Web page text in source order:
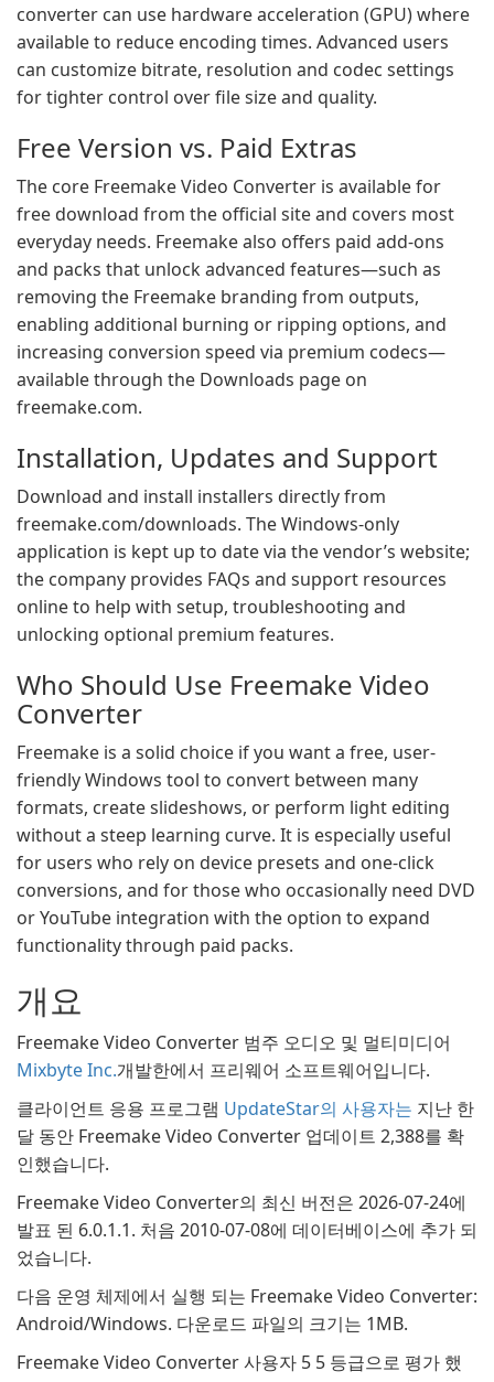
converter can use hardware acceleration (GPU) where
available to reduce encoding times. Advanced users
can customize bitrate, resolution and codec settings
for tighter control over file size and quality.
Free Version vs. Paid Extras
The core Freemake Video Converter is available for
free download from the official site and covers most
everyday needs. Freemake also offers paid add-ons
and packs that unlock advanced features—such as
removing the Freemake branding from outputs,
enabling additional burning or ripping options, and
increasing conversion speed via premium codecs—
available through the Downloads page on
freemake.com.
Installation, Updates and Support
Download and install installers directly from
freemake.com/downloads. The Windows-only
application is kept up to date via the vendor’s website;
the company provides FAQs and support resources
online to help with setup, troubleshooting and
unlocking optional premium features.
Who Should Use Freemake Video
Converter
Freemake is a solid choice if you want a free, user-
friendly Windows tool to convert between many
formats, create slideshows, or perform light editing
without a steep learning curve. It is especially useful
for users who rely on device presets and one-click
conversions, and for those who occasionally need DVD
or YouTube integration with the option to expand
functionality through paid packs.
개요
Freemake Video Converter 범주 오디오 및 멀티미디어
Mixbyte Inc.개발한에서 프리웨어 소프트웨어입니다.
클라이언트 응용 프로그램 UpdateStar의 사용자는 지난 한
달 동안 Freemake Video Converter 업데이트 2,388를 확
인했습니다.
Freemake Video Converter의 최신 버전은 2026-07-24에
발표 된 6.0.1.1. 처음 2010-07-08에 데이터베이스에 추가 되
었습니다.
다음 운영 체제에서 실행 되는 Freemake Video Converter:
Android/Windows. 다운로드 파일의 크기는 1MB.
Freemake Video Converter 사용자 5 5 등급으로 평가 했